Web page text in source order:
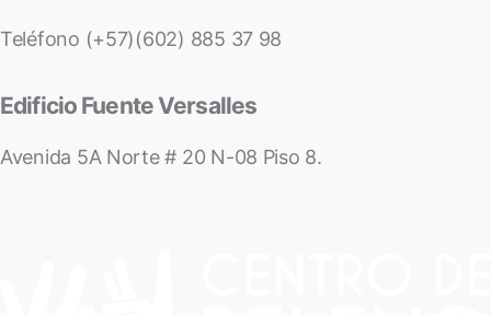
Teléfono (+57)(602) 885 37 98
Edificio Fuente Versalles
Avenida 5A Norte # 20 N-08 Piso 8.